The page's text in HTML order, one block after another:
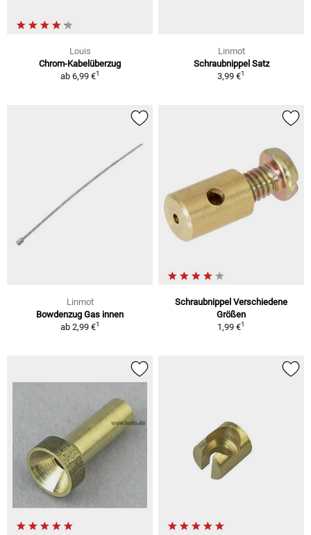
Louis
Chrom-Kabelüberzug
ab 6,99 €1
Linmot
Schraubnippel Satz
3,99 €1
Linmot
Bowdenzug Gas innen
ab 2,99 €1
Schraubnippel Verschiedene
Größen
1,99 €1